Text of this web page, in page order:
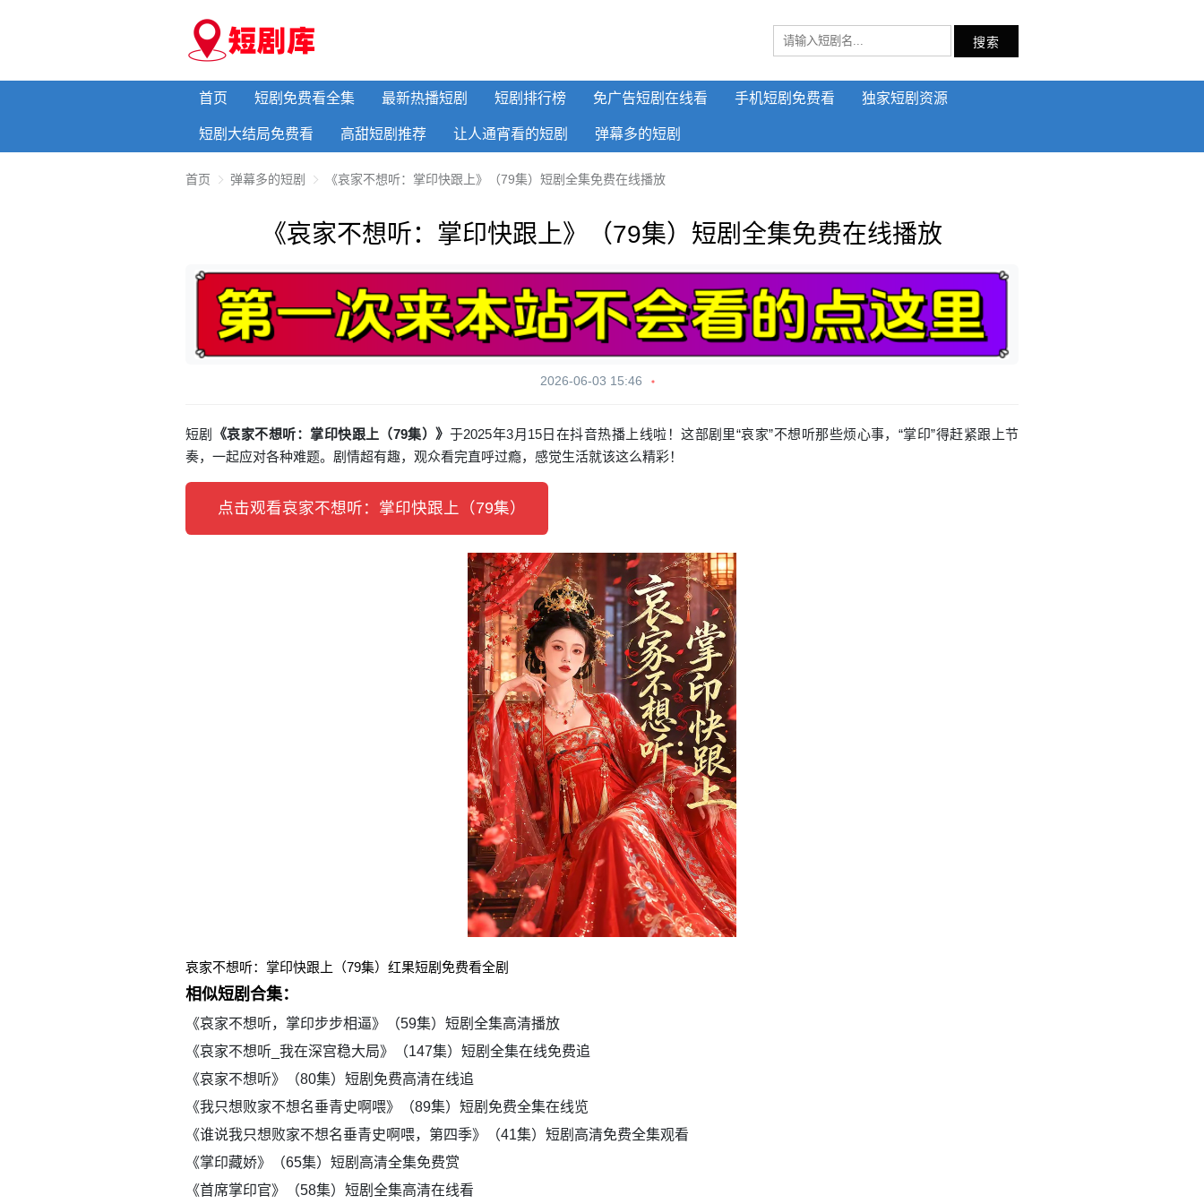
搜索
首页 短剧免费看全集 最新热播短剧 短剧排行榜 免广告短剧在线看 手机短剧免费看 独家短剧资源
短剧大结局免费看 高甜短剧推荐 让人通宵看的短剧 弹幕多的短剧
首页 弹幕多的短剧 《哀家不想听：掌印快跟上》（79集）短剧全集免费在线播放
《哀家不想听：掌印快跟上》（79集）短剧全集免费在线播放
2026-06-03 15:46
短剧 《哀家不想听：掌印快跟上（79集）》 于2025年3月15日在抖音热播上线啦！这部剧里“哀家”不想听那些烦心事，“掌印”得赶紧跟上节
奏，一起应对各种难题。剧情超有趣，观众看完直呼过瘾，感觉生活就该这么精彩！
点击观看哀家不想听：掌印快跟上（79集）
哀家不想听：掌印快跟上（79集）红果短剧免费看全剧
相似短剧合集：
《哀家不想听，掌印步步相逼》（59集）短剧全集高清播放
《哀家不想听_我在深宫稳大局》（147集）短剧全集在线免费追
《哀家不想听》（80集）短剧免费高清在线追
《我只想败家不想名垂青史啊喂》（89集）短剧免费全集在线览
《谁说我只想败家不想名垂青史啊喂，第四季》（41集）短剧高清免费全集观看
《掌印藏娇》（65集）短剧高清全集免费赏
《首席掌印官》（58集）短剧全集高清在线看